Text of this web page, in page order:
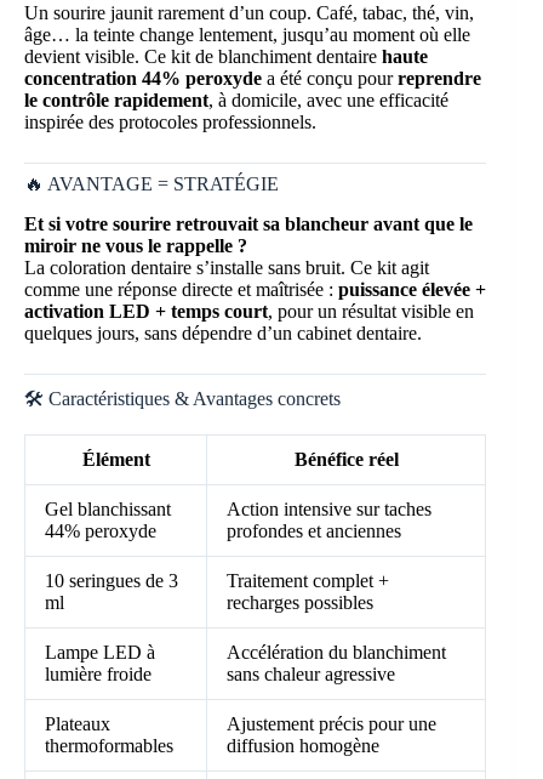
Un sourire jaunit rarement d’un coup. Café, tabac, thé, vin,
âge… la teinte change lentement, jusqu’au moment où elle
devient visible. Ce kit de blanchiment dentaire haute
concentration 44% peroxyde a été conçu pourreprendre
le contrôle rapidement, à domicile, avec une efficacité
inspirée des protocoles professionnels.
🔥 AVANTAGE = STRATÉGIE
Et si votre sourire retrouvait sa blancheur avant que le
miroir ne vous le rappelle ?
La coloration dentaire s’installe sans bruit. Ce kit agit
comme une réponse directe et maîtrisée : puissance élevée +
activation LED + temps court, pour un résultat visible en
quelques jours, sans dépendre d’un cabinet dentaire.
🛠️ Caractéristiques & Avantages concrets
Élément Bénéfice réel
Gel blanchissant
44% peroxyde
Action intensive sur taches
profondes et anciennes
10 seringues de 3
ml
Traitement complet +
recharges possibles
Lampe LED à
lumière froide
Accélération du blanchiment
sans chaleur agressive
Plateaux
thermoformables
Ajustement précis pour une
diffusion homogène